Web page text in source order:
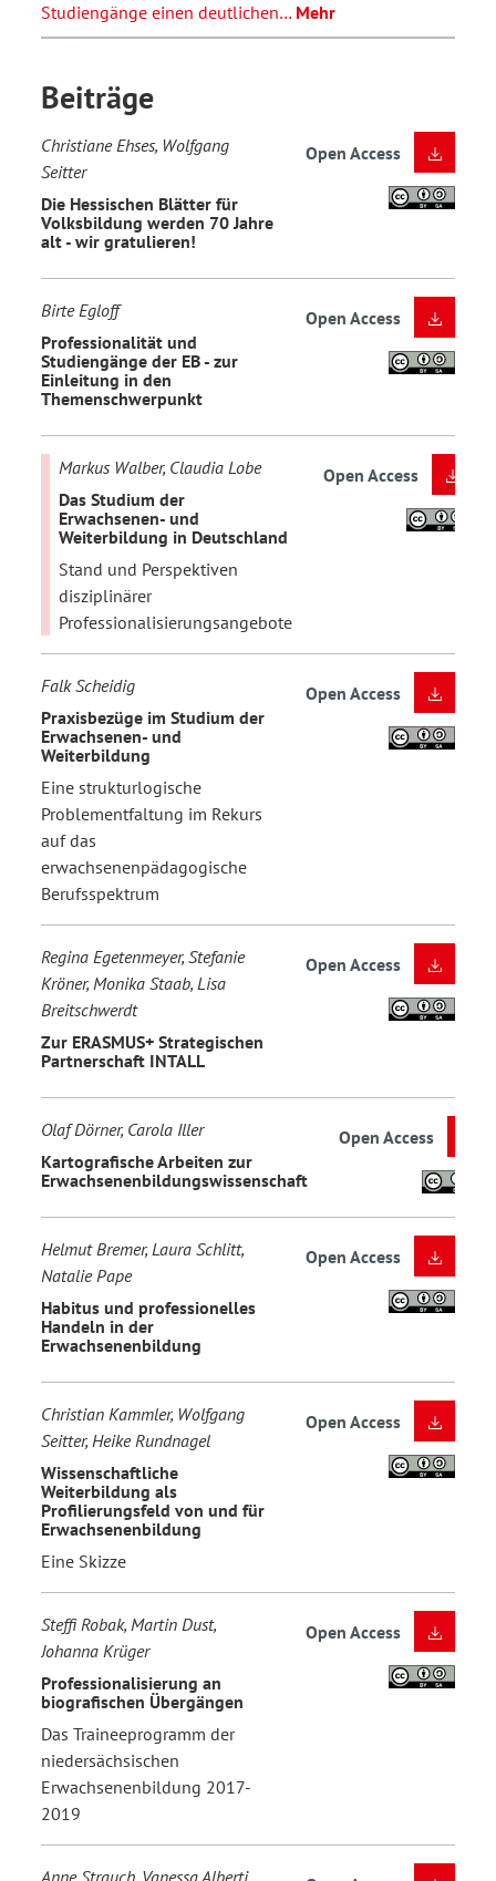
Studiengänge einen deutlichen… Mehr
Beiträge
Christiane Ehses, Wolfgang
Seitter
Die Hessischen Blätter für
Volksbildung werden 70 Jahre
alt - wir gratulieren!
Open Access
Birte Egloff
Professionalität und
Studiengänge der EB - zur
Einleitung in den
Themenschwerpunkt
Open Access
Markus Walber, Claudia Lobe
Das Studium der
Erwachsenen- und
Weiterbildung in Deutschland
Stand und Perspektiven
disziplinärer
Professionalisierungsangebote
Open Access
Falk Scheidig
Praxisbezüge im Studium der
Erwachsenen- und
Weiterbildung
Eine strukturlogische
Problementfaltung im Rekurs
auf das
erwachsenenpädagogische
Berufsspektrum
Open Access
Regina Egetenmeyer, Stefanie
Kröner, Monika Staab, Lisa
Breitschwerdt
Zur ERASMUS+ Strategischen
Partnerschaft INTALL
Open Access
Olaf Dörner, Carola Iller
Kartografische Arbeiten zur
Erwachsenenbildungswissenschaft
Open Access
Helmut Bremer, Laura Schlitt,
Natalie Pape
Habitus und professionelles
Handeln in der
Erwachsenenbildung
Open Access
Christian Kammler, Wolfgang
Seitter, Heike Rundnagel
Wissenschaftliche
Weiterbildung als
Profilierungsfeld von und für
Erwachsenenbildung
Eine Skizze
Open Access
Steffi Robak, Martin Dust,
Johanna Krüger
Professionalisierung an
biografischen Übergängen
Das Traineeprogramm der
niedersächsischen
Erwachsenenbildung 2017-
2019
Open Access